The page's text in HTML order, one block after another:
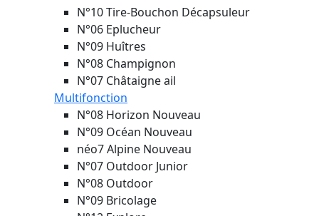
N°10 Tire-Bouchon Décapsuleur
N°06 Eplucheur
N°09 Huîtres
N°08 Champignon
N°07 Châtaigne ail
Multifonction
N°08 Horizon Nouveau
N°09 Océan Nouveau
néo7 Alpine Nouveau
N°07 Outdoor Junior
N°08 Outdoor
N°09 Bricolage